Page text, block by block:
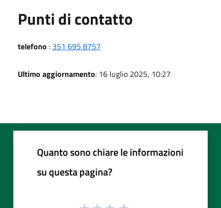
Punti di contatto
telefono : 351 695 8757
Ultimo aggiornamento: 16 luglio 2025, 10:27
Quanto sono chiare le informazioni
su questa pagina?